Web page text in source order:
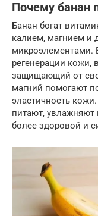
Почему банан
Банан богат
калием, магнием и
микроэлементами.
регенерации
защищающий от
магний помогают
эластичность
питают, увлажняют
более здоровой и